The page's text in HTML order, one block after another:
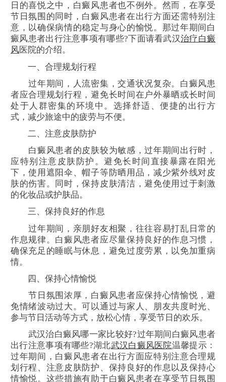
日的喜悦之中，白癜风患者也不例外。然而，在享受
节日氛围的同时，白癜风患者在出行方面还需特别注
意，以确保病情的稳定与身心的愉悦。那过年期间白
癜风患者出行注意事项有哪些?下面请看武汉治疗白癜
风医院的介绍。
一、合理规划行程
过年期间，人流密集，交通状况复杂。白癜风患
者应合理规划行程，避免长时间在户外暴晒或长时间
处于人群密集的环境中。选择舒适、便捷的出行方
式，减少旅途中的疲劳与不便。
二、注意皮肤防护
白癜风患者的皮肤较为敏感，过年期间出行时，
应特别注意皮肤防护。避免长时间直接暴露在阳光
下，使用遮阳伞、帽子等防晒用品，减少紫外线对皮
肤的伤害。同时，保持皮肤清洁，避免使用过于刺激
的化妆品或护肤品。
三、保持良好的作息
过年期间，亲朋好友相聚，往往容易打乱日常的
作息规律。白癜风患者应尽量保持良好的作息习惯，
确保充足的睡眠与休息，避免过度劳累，以免加重病
情。
四、保持心情愉悦
节日氛围浓厚，白癜风患者应保持心情愉悦，避
免情绪波动过大。可以通过与家人、朋友共度时光、
参与节日活动等方式，放松心情，享受节日的欢乐。
武汉治白癜风哪一家比较好?过年期间白癜风患者
出行注意事项有哪些?湖北武汉白癜风医院温馨提示：
过年期间，白癜风患者在出行方面应特别注意合理规
划行程、注意皮肤防护、保持良好的作息以及保持心
情愉悦。这些措施有助于白癜风患者在享受节日氛围